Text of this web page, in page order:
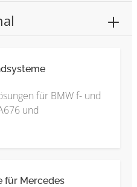
für BMW f- und
und
für Mercedes